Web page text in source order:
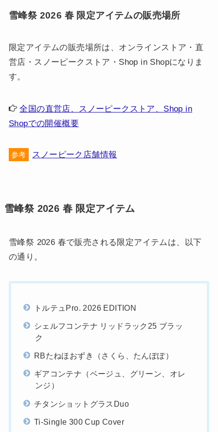
雪峰祭 2026 春 限定アイテムの販売場所
限定アイテムの販売場所は、オンラインストア・直
営店・スノーピークストア・Shop in Shopになりま
す。
全国の直営店、スノーピークストア、Shop in
Shopでの開催概要
参考 スノーピーク店舗情報
雪峰祭 2026 春 限定アイテム
雪峰祭 2026 春で販売される限定アイテムは、以下
の通り。
トルテュPro. 2026 EDITION
シェルフコンテナ リッドラック25 ブラッ
ク
RBたねほおずき（さくら、たんぽぽ）
ギアコンテナ（ベージュ、グリーン、オレ
ンジ）
チタンショットグラスDuo
Ti-Single 300 Cup Cover